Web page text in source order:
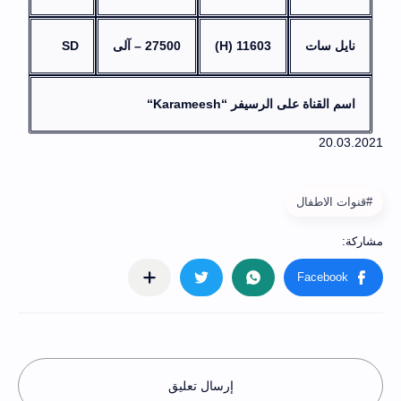
نايل سات 11603 (H) 27500 – آلى SD
اسم القناة على الرسيفر “Karameesh“
#قنوات الاطفال
إرسال تعليق